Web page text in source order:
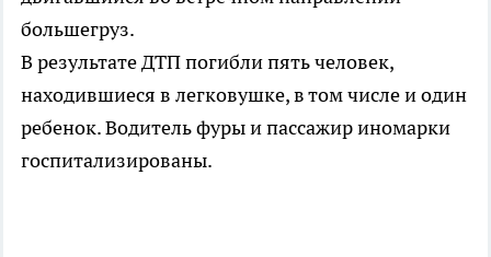
большегруз.
В результате ДТП погибли пять человек,
находившиеся в легковушке, в том числе и один
ребенок. Водитель фуры и пассажир иномарки
госпитализированы.